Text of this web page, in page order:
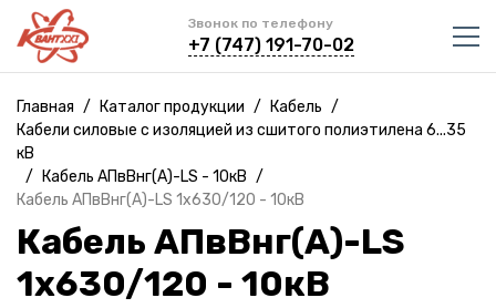
Звонок по телефону
+7 (747) 191-70-02
Главная / Каталог продукции / Кабель /
Кабели силовые с изоляцией из сшитого полиэтилена 6...35
кВ
/
Кабель АПвВнг(A)-LS - 10кВ /
Кабель АПвВнг(A)-LS 1х630/120 - 10кВ
Кабель АПвВнг(A)-LS
1х630/120 - 10кВ